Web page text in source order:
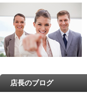
店長のブログ